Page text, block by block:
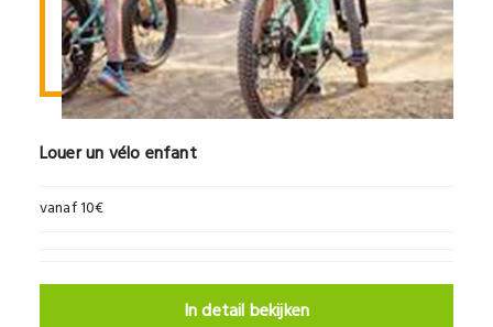
Louer un vélo enfant
vanaf 10€
In detail bekijken